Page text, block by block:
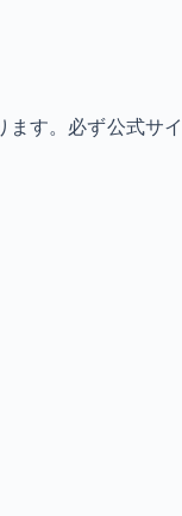
す。必ず公式サ